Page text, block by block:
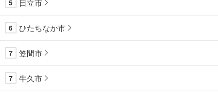
5 日立市
6 ひたちなか市
7 笠間市
7 牛久市